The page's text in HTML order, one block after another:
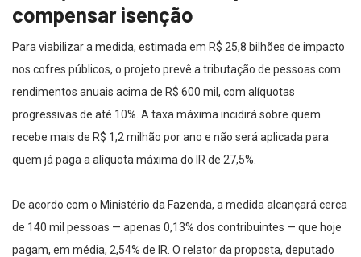
compensar isenção
Para viabilizar a medida, estimada em R$ 25,8 bilhões de impacto
nos cofres públicos, o projeto prevê a tributação de pessoas com
rendimentos anuais acima de R$ 600 mil, com alíquotas
progressivas de até 10%. A taxa máxima incidirá sobre quem
recebe mais de R$ 1,2 milhão por ano e não será aplicada para
quem já paga a alíquota máxima do IR de 27,5%.
De acordo com o Ministério da Fazenda, a medida alcançará cerca
de 140 mil pessoas — apenas 0,13% dos contribuintes — que hoje
pagam, em média, 2,54% de IR. O relator da proposta, deputado